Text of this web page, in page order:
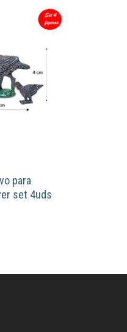
para
set 4uds